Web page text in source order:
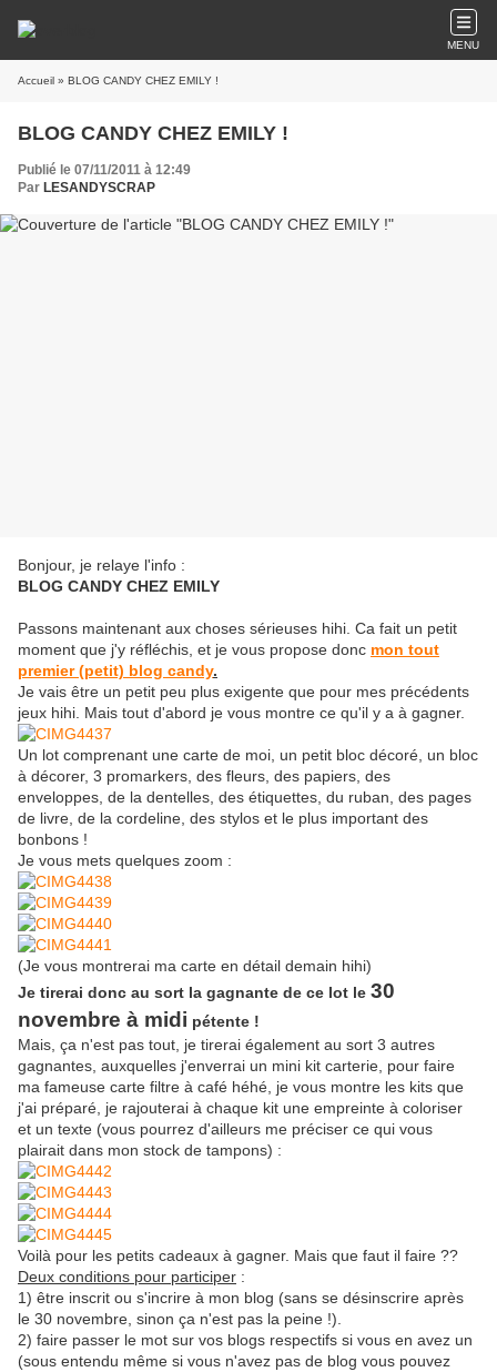
MENU
Accueil » BLOG CANDY CHEZ EMILY !
BLOG CANDY CHEZ EMILY !
Publié le 07/11/2011 à 12:49
Par LESANDYSCRAP
Bonjour, je relaye l'info :
BLOG CANDY CHEZ EMILY
Passons maintenant aux choses sérieuses hihi. Ca fait un petit
moment que j'y réfléchis, et je vous propose donc mon tout
premier (petit) blog candy.
Je vais être un petit peu plus exigente que pour mes précédents
jeux hihi. Mais tout d'abord je vous montre ce qu'il y a à gagner.
Un lot comprenant une carte de moi, un petit bloc décoré, un bloc
à décorer, 3 promarkers, des fleurs, des papiers, des
enveloppes, de la dentelles, des étiquettes, du ruban, des pages
de livre, de la cordeline, des stylos et le plus important des
bonbons !
Je vous mets quelques zoom :
(Je vous montrerai ma carte en détail demain hihi)
Je tirerai donc au sort la gagnante de ce lot le 30
novembre à midi pétente !
Mais, ça n'est pas tout, je tirerai également au sort 3 autres
gagnantes, auxquelles j'enverrai un mini kit carterie, pour faire
ma fameuse carte filtre à café héhé, je vous montre les kits que
j'ai préparé, je rajouterai à chaque kit une empreinte à coloriser
et un texte (vous pourrez d'ailleurs me préciser ce qui vous
plairait dans mon stock de tampons) :
Voilà pour les petits cadeaux à gagner. Mais que faut il faire ??
Deux conditions pour participer :
1) être inscrit ou s'incrire à mon blog (sans se désinscrire après
le 30 novembre, sinon ça n'est pas la peine !).
2) faire passer le mot sur vos blogs respectifs si vous en avez un
(sous entendu même si vous n'avez pas de blog vous pouvez